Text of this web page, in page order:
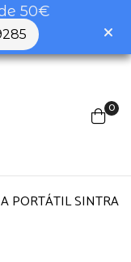
50€
0
PORTÁTIL SINTRA